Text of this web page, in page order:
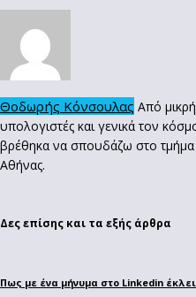
Θοδωρής Κόνσουλας Από
υπολογιστές και γενικά τον
βρέθηκα να σπουδάζω στο τμήμα
Αθήνας.
Δες επίσης και τα εξής άρθρα
Πως με ένα μήνυμα στο Linkedin